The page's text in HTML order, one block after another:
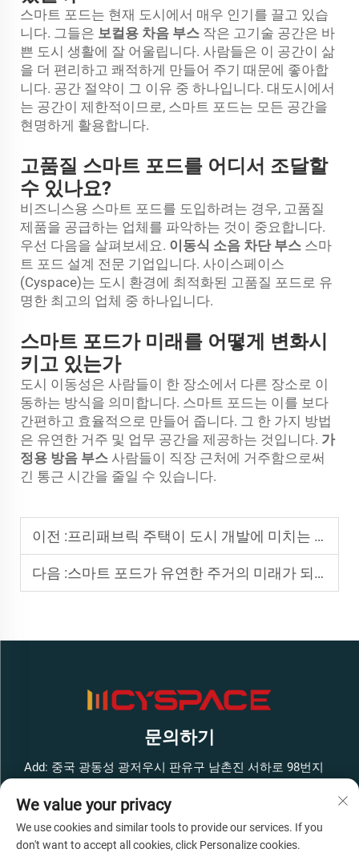
스마트 포드는 현재 도시에서 매우 인기를 끌고 있습
니다. 그들은 보컬용 차음 부스 작은 고기술 공간은 바
쁜 도시 생활에 잘 어울립니다. 사람들은 이 공간이 삶
을 더 편리하고 쾌적하게 만들어 주기 때문에 좋아합
니다. 공간 절약이 그 이유 중 하나입니다. 대도시에서
는 공간이 제한적이므로, 스마트 포드는 모든 공간을
현명하게 활용합니다.
고품질 스마트 포드를 어디서 조달할
수 있나요?
비즈니스용 스마트 포드를 도입하려는 경우, 고품질
제품을 공급하는 업체를 파악하는 것이 중요합니다.
우선 다음을 살펴보세요. 이동식 소음 차단 부스 스마
트 포드 설계 전문 기업입니다. 사이스페이스
(Cyspace)는 도시 환경에 최적화된 고품질 포드로 유
명한 최고의 업체 중 하나입니다.
스마트 포드가 미래를 어떻게 변화시
키고 있는가
도시 이동성은 사람들이 한 장소에서 다른 장소로 이
동하는 방식을 의미합니다. 스마트 포드는 이를 보다
간편하고 효율적으로 만들어 줍니다. 그 한 가지 방법
은 유연한 거주 및 업무 공간을 제공하는 것입니다. 가
정용 방음 부스 사람들이 직장 근처에 거주함으로써
긴 통근 시간을 줄일 수 있습니다.
이전 :프리패브릭 주택이 도시 개발에 미치는 영향
다음 :스마트 포드가 유연한 주거의 미래가 되는 이유
문의하기
Add: 중국 광동성 광저우시 판유구 남촌진 서하로 98번지
전화:+86-13316062192
이메일:[email protected]
We value your privacy
We use cookies and similar tools to provide our services. If you
don't want to accept all cookies, click Personalize cookies.